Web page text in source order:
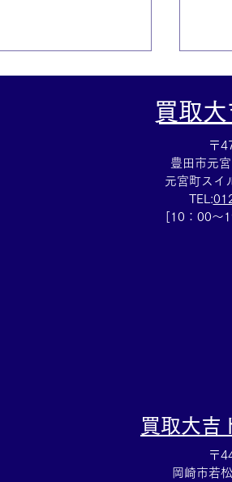
買取
〒
豊田市元
元宮町スイ
TEL:
[10：00～
買取大吉
〒
岡崎市若